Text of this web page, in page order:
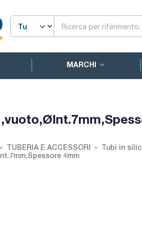
MARCHI
TUBERIA E ACCESSORI
Tubi in
4mm